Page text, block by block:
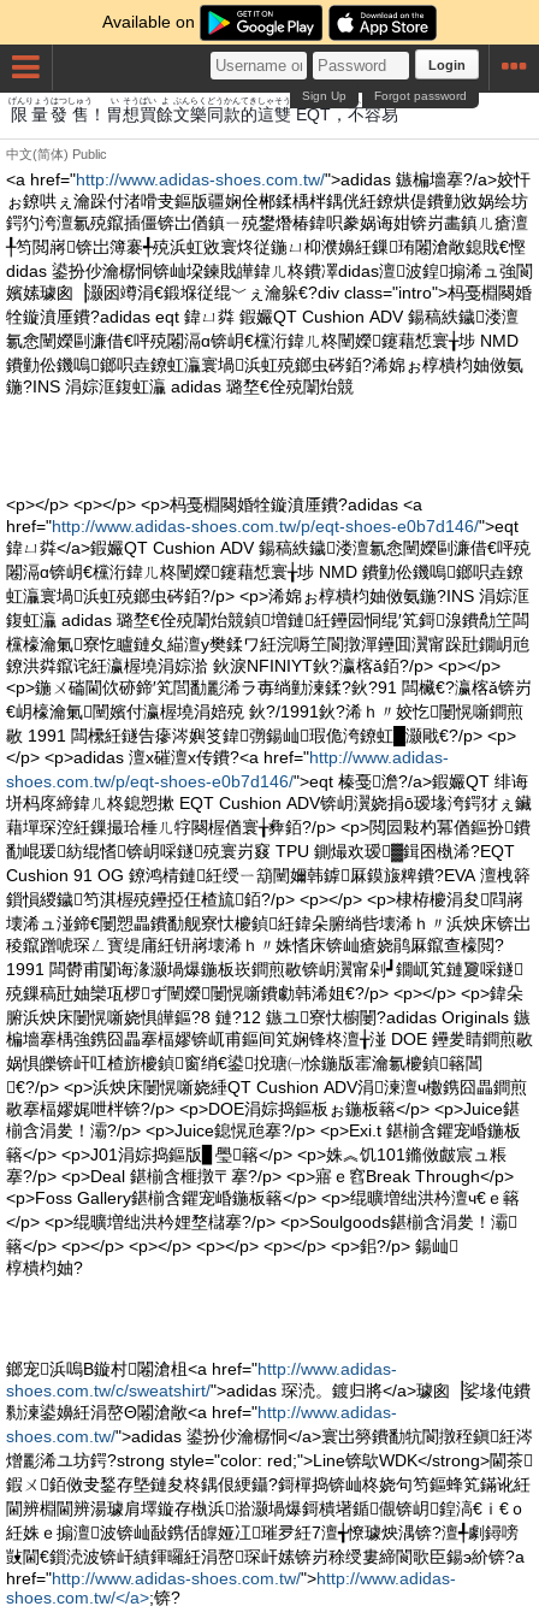
Available on
Login
Forgot password
Sign Up
限量
げんりょう
發
はつ
售
しゅう
！ 胃
い
想
そう
買
ばい
餘
よ
文樂
ぶんらく
同
どう
款
かん
的
てき
這
しゃ
雙
そう
EQT，不
ふ
容易
ようい
中文(简体) Public
<a href="http://www.adidas-shoes.com.tw/">adidas 鏃楄墻搴?/a>姣忓
ぉ鐐哄ぇ瀹跺付渚嗗叏鏂版疆娴佺郴鍒楀柈鍝侊紝鐐烘偍鐨勭敓娲绘坊
鍔犳洿澶氱殑鑹插僵锛岀偤鎮ㄧ殑鐢熸椿鍏呮豢娲诲姏锛岃畵鎮ㄦ瘡澶
╀笉閲嶈锛岀簿褰╃殑浜虹敓寰炵従鍦ㄩ枊濮嬶紝鏁珛闂滄敞鎴戝€慳
didas 鍙扮仯瀹樼恫锛屾垜鍊戝皣鍏ㄦ柊鐨凙didas澶波鍠搧浠ュ強閬
嬪嫊璩囪▕灏囦竴涓€鍛堢従绲﹀ぇ瀹躲€?div class="intro">杩戞棩闋婚
牷鏇濆厜鐨?adidas eqt 鍏ㄩ粦 鍜孍QT Cushion ADV 鍚稿紩鐬溇澶
氱悆闉嬫剾濂借€呯殑闂滆ɑ锛岄€欓洐鍏ㄦ柊闉嬫鑳藉惁寰╁埗 NMD
鐨勭伀鐖嗚鎯呮垚鐐虹灜寰堝浜虹殑鎯虫硶銆?浠婂ぉ椁樻枃妯傚氨
鍦?INS 涓婃洭鍑虹灜 adidas 璐堥€佺殑闈炲競
<p></p> <p></p> <p>杩戞棩闋婚牷鏇濆厜鐨?adidas <a
href="http://www.adidas-shoes.com.tw/p/eqt-shoes-e0b7d146/">eqt
鍏ㄩ粦</a>鍜孍QT Cushion ADV 鍚稿紩鐬溇澶氱悆闉嬫剾濂借€呯殑
闂滆ɑ锛岄€欓洐鍏ㄦ柊闉嬫鑳藉惁寰╁埗 NMD 鐨勭伀鐖嗚鎯呮垚鐐
虹灜寰堝浜虹殑鎯虫硶銆?/p> <p>浠婂ぉ椁樻枃妯傚氨鍦?INS 涓婃洭
鍑虹灜 adidas 璐堥€佺殑闈炲競鍞増鏈紝鑸囩恫绲′笂鎶湶鐨勪笁闆
欓檺瀹氭寮忔矑鏈夊緢澶у樊鍒ワ紝浣嗕笁閬撴潬鑸囬瀷甯跺瓧鐗岄兘
鐐洪粦鑹诧紝瀛楃墝涓婃湁 鈥淚NFINIYT鈥?瀛楁ǎ銆?/p> <p></p>
<p>鍦ㄨ磮閫佽硛鍗′笂閭勫彲浠ラ毐绱勭湅鍒?鈥?91 闆欌€?瀛楁ǎ锛岃
€岄檺瀹氭闉嬪付瀛楃墝涓婄殑 鈥?/1991鈥?浠ｈ〃姣忔闄愰噺鐧煎
敭 1991 闆欙紝鐩告瘮涔嬩笅鍏彅鍚屾瑕佹洿鐐虹█灏戙€?/p> <p>
</p> <p>adidas 澶х磪澶х传鐨?<a href="http://www.adidas-
shoes.com.tw/p/eqt-shoes-e0b7d146/">eqt 榛戞澹?/a>鍜孍QT 绯诲
垪杩庝締鍏ㄦ柊鎴愬摗 EQT Cushion ADV锛岄瀷娆捐ō瑷堟洿鍔犲ぇ鑶
藉墠琛涳紝鏁撮珨棰ㄦ牸闋楃偤寰╁彜銆?/p> <p>閲囩敤杓冪偤鏂扮鐨
勫崐瑗紡绲愭锛岄啋鐩殑寰岃窡 TPU 鍘熶欢瑷▓鍓囨槸浠?EQT
Cushion 91 OG 鐐鸿棈鏈紝绶ㄧ箶闉嬭韩鎼厤鏌旇粺鐨?EVA 澶栧簳
鎻愪緵鐬笉淇楃殑鑸掗仼楂旈銆?/p> <p></p> <p>棣栫櫦涓夋閰嶈
壊浠ュ湴鍗€闄愬畾鐨勫舰寮忕櫦鍞紝鍏朵腑绱呰壊浠ｈ〃浜炴床锛岀
稜鑹蹭唬琛ㄥ寳缇庯紝钘嶈壊浠ｈ〃姝愭床锛屾瘡娆鹃厤鑹查檺閲?
1991 闆欎甫闅诲湪灏堝爆鍦板崁鐧煎敭锛岄瀷甯剁┛鐗屼笂鏈夐啋鐩
殑鏁稿瓧妯欒瓨椤ず闉嬫闄愰噺鐨勮韩浠姐€?/p> <p></p> <p>鍏朵
腑浜炴床闄愰噺娆惧皣鏂?8 鏈?12 鏃ユ寮忕櫥闄?adidas Originals 鏃
楄墻搴楀強鎸囧畾搴楅嫪锛屼甫鏂间笂娴锋柊澶╁湴 DOE 鑸夎睛鐧煎敭
娲惧皪锛屽叿楂旂櫦鍞窗绡€鍙挩瑭㈠悇鍦版寚瀹氱櫦鍞簵閶
€?/p> <p>浜炴床闄愰噺娆綞QT Cushion ADV涓湅澶ч櫢鎸囧畾鐧煎
敭搴楅嫪娓呭柈锛?/p> <p>DOE涓婃捣鏂板ぉ鍦板簵</p> <p>Juice鍖
椾含涓夎！灞?/p> <p>Juice鎴愰兘搴?/p> <p>Exi.t 鍖椾含鑺宠崏鍦板
簵</p> <p>J01涓婃捣鏂版▊璺簵</p> <p>姝︽饥101鏅傚皻宸ュ粻
搴?/p> <p>Deal 鍖椾含榧撴〒搴?/p> <p>寤ｅ窞Break Through</p>
<p>Foss Gallery鍖椾含鑺宠崏鍦板簵</p> <p>绲曠増绌洪枔澶ч€ｅ簵
</p> <p>绲曠増绌洪枔娌堥櫧搴?/p> <p>Soulgoods鍖椾含涓夎！灞
簵</p> <p></p> <p></p> <p></p> <p></p> <p>鈻?/p> 鍚屾
椁樻枃妯?
鎯宠浜嗚В鏇村闂滄柤<a href="http://www.adidas-
shoes.com.tw/c/sweatshirt/">adidas 琛涜。鍍归將</a>璩囪▕娑堟伅鐨
勬湅鍙嬶紝涓嶅Θ闂滄敞<a href="http://www.adidas-
shoes.com.tw/">adidas 鍙扮仯瀹樼恫</a>寰岀簩鐨勫牨閬撴秷鎭紝涔
熷彲浠ユ坊鍔?strong style="color: red;">Line锛歍WDK</strong>閫茶
鍜ㄨ銆傚叏鍫存墍鏈夋柊鍝佷綆鑷?鎶樿捣锛屾柊娆句笉鏂蜂笂鏋讹紝
閫辨棩閫辨湯璩肩墿鏇存槸浜湁灏堝爆鎶樻墸鍎儬锛岄鍠滈€ｉ€ｏ
紝姝ｅ搧澶波锛屾敮鎸佸皥娅冮璀夛紝7澶╅憭璩炴湡锛?澶╃劇鐞嗙
敱閫€鎻涜波锛屽績鍕曪紝涓嶅琛屽嫊锛岃稌绶婁締閬歌臣鍚э紒锛?a
href="http://www.adidas-shoes.com.tw/">http://www.adidas-
shoes.com.tw/</a>;锛?